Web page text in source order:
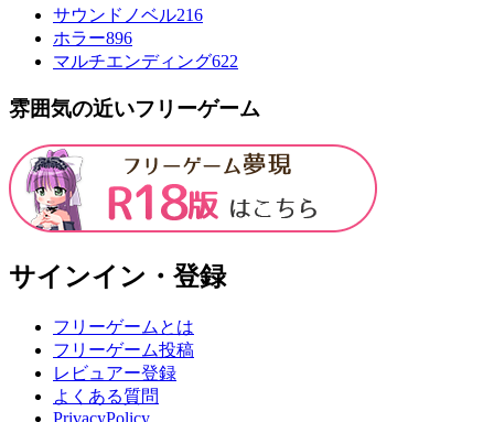
サウンドノベル216
ホラー896
マルチエンディング622
雰囲気の近いフリーゲーム
サインイン・登録
フリーゲームとは
フリーゲーム投稿
レビュアー登録
よくある質問
PrivacyPolicy